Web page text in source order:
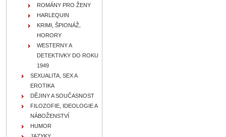
ROMÁNY PRO ŽENY
HARLEQUIN
KRIMI, ŠPIONÁŽ,
HORORY
WESTERNY A
DETEKTIVKY DO ROKU
1949
SEXUALITA, SEX A
EROTIKA
DĚJINY A SOUČASNOST
FILOZOFIE, IDEOLOGIE A
NÁBOŽENSTVÍ
HUMOR